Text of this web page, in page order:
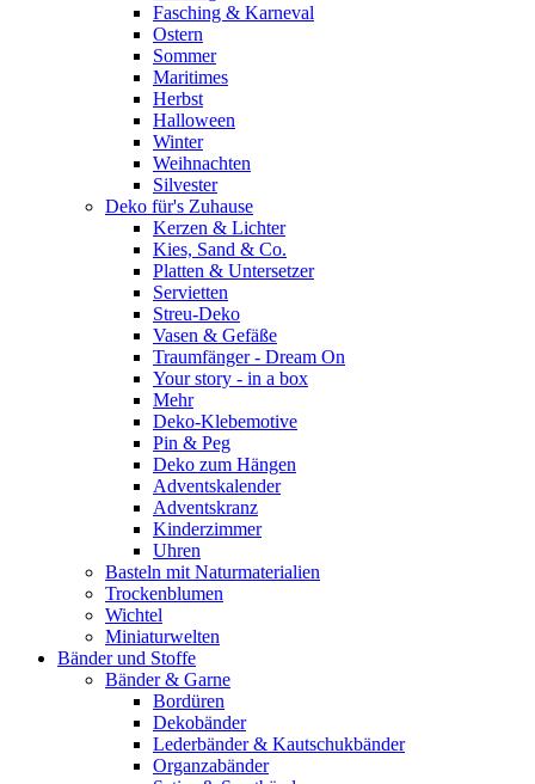
Fasching & Karneval
Ostern
Sommer
Maritimes
Herbst
Halloween
Winter
Weihnachten
Silvester
Deko für's Zuhause
Kerzen & Lichter
Kies, Sand & Co.
Platten & Untersetzer
Servietten
Streu-Deko
Vasen & Gefäße
Traumfänger - Dream On
Your story - in a box
Mehr
Deko-Klebemotive
Pin & Peg
Deko zum Hängen
Adventskalender
Adventskranz
Kinderzimmer
Uhren
Basteln mit Naturmaterialien
Trockenblumen
Wichtel
Miniaturwelten
Bänder und Stoffe
Bänder & Garne
Bordüren
Dekobänder
Lederbänder & Kautschukbänder
Organzabänder